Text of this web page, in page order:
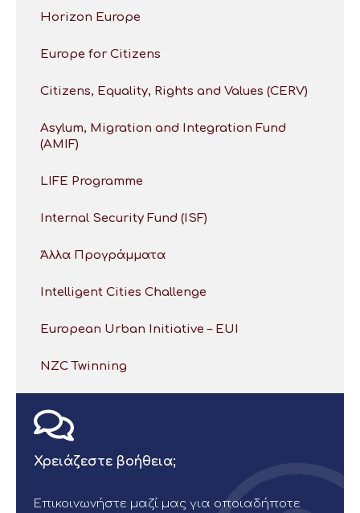
Horizon Europe
Europe for Citizens
Citizens, Equality, Rights and Values (CERV)
Asylum, Migration and Integration Fund
(AMIF)
LIFE Programme
Internal Security Fund (ISF)
Άλλα Προγράμματα
Intelligent Cities Challenge
European Urban Initiative – EUI
NZC Twinning
Χρειάζεστε βοήθεια;
Επικοινωνήστε μαζί μας για οποιαδήποτε